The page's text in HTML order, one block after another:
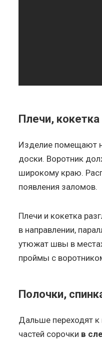
Плечи, кокетка
Изделие помещают
доски. Воротник
широкому краю.
появления заломов.
Плечи и кокетка
в направлении,
утюжат швы в
проймы с
Полочки,
Дальше переходят
частей сорочки в